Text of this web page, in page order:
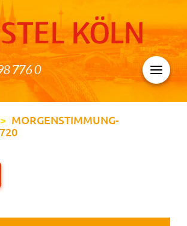
776 0
> MORGENSTIMMUNG-